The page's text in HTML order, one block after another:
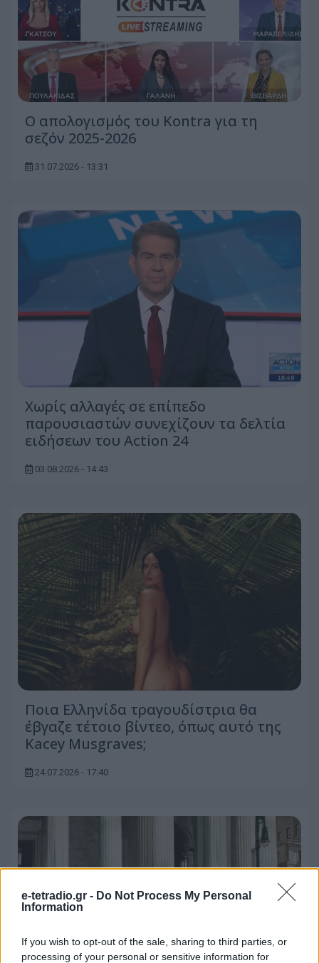
e-tetradio.gr - Do Not Process My Personal
Information
If you wish to opt-out of the sale, sharing to third parties, or
processing of your personal or sensitive information for
Ο απολογισμός του Kontra για τη
σεζόν 2025-2026
31.07.2026 - 13:31
Χωρίς αλλαγές σε επίπεδο
παρουσιαστών συνεχίζουν τα δελτία
ειδήσεων του Action 24
03.08.2026 - 14:43
Ποια Ελληνίδα τραγουδίστρια θα
έβγαζε τέτοιο βίντεο, όπως αυτό της
Kacey Musgraves;
24.07.2026 - 17:40